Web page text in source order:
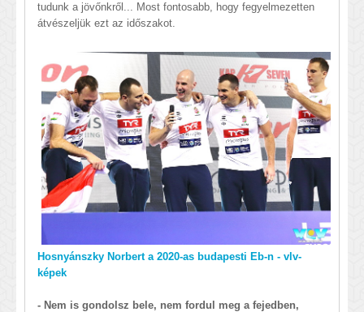
tudunk a jövőnkről... Most fontosabb, hogy fegyelmezetten
átvészeljük ezt az időszakot.
Hosnyánszky Norbert a 2020-as budapesti Eb-n - vlv-
képek
- Nem is gondolsz bele, nem fordul meg a fejedben,